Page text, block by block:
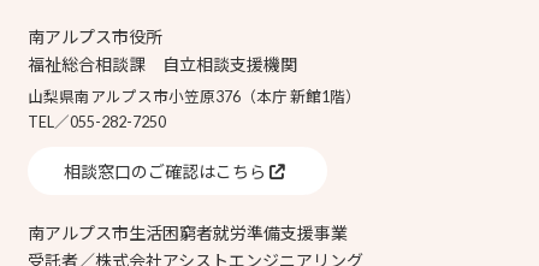
南アルプス市役所
福祉総合相談課 自立相談支援機関
山梨県南アルプス市小笠原376（本庁 新館1階）
TEL／055-282-7250
相談窓口のご確認はこちら
南アルプス市生活困窮者就労準備支援事業
受託者／株式会社アシストエンジニアリング